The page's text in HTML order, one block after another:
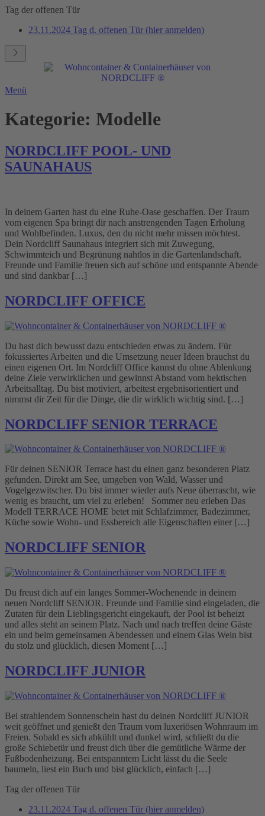
Tag der offenen Tür
23.11.2024 Tag d. offenen Tür (hier anmelden)
Menü
Kategorie: Modelle
NORDCLIFF POOL- UND
SAUNAHAUS
In deinem Garten hast du eine Ruhe-Oase geschaffen. Der Traum
vom eigenen Spa bringt dir nach anstrengenden Tagen Erholung
und Wohlbefinden. Luxus, den du nicht mehr missen möchtest.
Dein Nordcliff Saunahaus integriert sich mit Zuwegung,
Schwimmteich und Begrünung nahtlos in die Gartenlandschaft.
Freunde und Familie freuen sich auf schöne und entspannte Abende
und sind dankbar […]
NORDCLIFF OFFICE
Du hast dich bewusst dazu entschieden etwas zu ändern. Für
fokussiertes Arbeiten und die Umsetzung neuer Ideen brauchst du
einen eigenen Ort. Im Nordcliff Office kannst du ohne Ablenkung
deine Ziele verwirklichen und gewinnst Abstand vom hektischen
Arbeitsalltag. Du bist motiviert, arbeitest ergebnisorientiert und
nimmst dir Zeit für die Dinge, die dir wirklich wichtig sind. […]
NORDCLIFF SENIOR TERRACE
Für deinen SENIOR Terrace hast du einen ganz besonderen Platz
gefunden. Direkt am See, umgeben von Wald, Wasser und
Vogelgezwitscher. Du bist immer wieder aufs Neue überrascht, wie
wenig es braucht, um viel zu erleben! Sommer neu erleben Das
Modell TERRACE HOME betet mit Schlafzimmer, Badezimmer,
Küche sowie Wohn- und Essbereich alle Eigenschaften einer […]
NORDCLIFF SENIOR
Du freust dich auf ein langes Sommer-Wochenende in deinem
neuen Nordcliff SENIOR. Freunde und Familie sind eingeladen, die
Zutaten für dein Lieblingsgericht eingekauft, der Pool ist beheizt
und alles steht an seinem Platz. Nach und nach treffen deine Gäste
ein und beim gemeinsamen Abendessen und einem Glas Wein bist
du stolz und glücklich, diesen Moment […]
NORDCLIFF JUNIOR
Bei strahlendem Sonnenschein hast du deinen Nordcliff JUNIOR
weit geöffnet und genießt den Traum vom luxeriösen Wohnraum im
Freien. Sobald es sich abkühlt und dunkel wird, schließt du die
große Schiebetür und freust dich über die gemütliche Wärme der
Fußbodenheizung. Bei entspanntem Licht lässt du die Seele
baumeln, liest ein Buch und bist glücklich, einfach […]
Tag der offenen Tür
23.11.2024 Tag d. offenen Tür (hier anmelden)